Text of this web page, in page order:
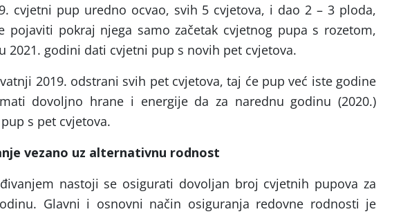
cvjetni pup uredno ocvao, svih 5 cvjetova, i dao 2 – 3 ploda,
pojaviti pokraj njega samo začetak cvjetnog pupa s rozetom,
2021. godini dati cvjetni pup s novih pet cvjetova.
2019. odstrani svih pet cvjetova, taj će pup već iste godine
dovoljno hrane i energije da za narednu godinu (2020.)
s pet cvjetova.
vezano uz alternativnu rodnost
nastoji se osigurati dovoljan broj cvjetnih pupova za
Glavni i osnovni način osiguranja redovne rodnosti je